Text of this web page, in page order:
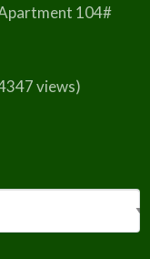
104#
views)